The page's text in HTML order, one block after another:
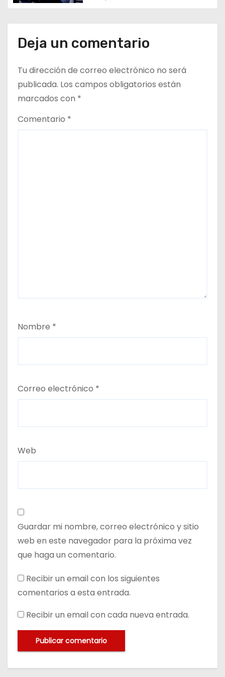
a
a
s
Deja un comentario
Tu dirección de correo electrónico no será
publicada. Los campos obligatorios están
marcados con *
Comentario *
Nombre *
Correo electrónico *
Web
Guardar mi nombre, correo electrónico y sitio
web en este navegador para la próxima vez
que haga un comentario.
Recibir un email con los siguientes
comentarios a esta entrada.
Recibir un email con cada nueva entrada.